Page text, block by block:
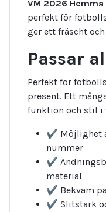
VM 2026 Hemma
perfekt för
ger ett fräscht
Passar
Perfekt för
present. Ett
funktion och stil i
✔ Möjlighet
nummer
✔
material
✔ Bekväm
✔ Slitstark